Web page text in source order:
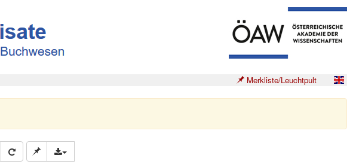
Merkliste/Leuchtpult